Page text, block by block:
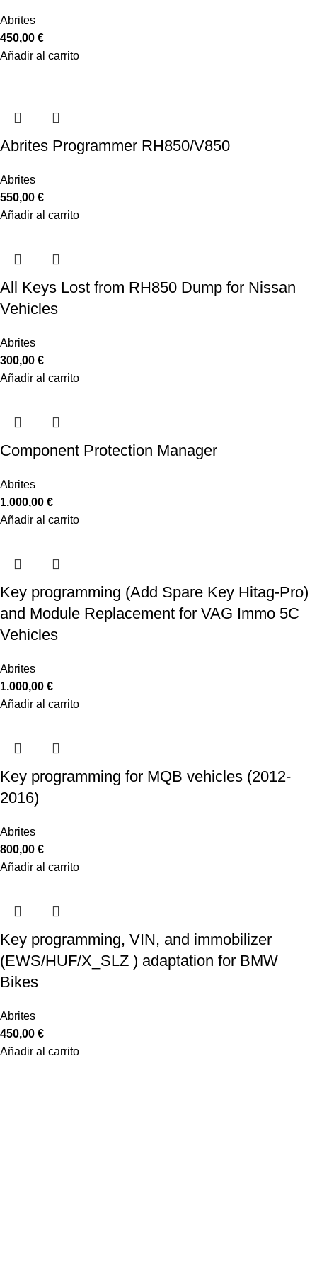
Abrites
450,00 €
Añadir al carrito
Abrites Programmer RH850/V850
Abrites
550,00 €
Añadir al carrito
All Keys Lost from RH850 Dump for Nissan
Vehicles
Abrites
300,00 €
Añadir al carrito
Component Protection Manager
Abrites
1.000,00 €
Añadir al carrito
Key programming (Add Spare Key Hitag-Pro)
and Module Replacement for VAG Immo 5C
Vehicles
Abrites
1.000,00 €
Añadir al carrito
Key programming for MQB vehicles (2012-
2016)
Abrites
800,00 €
Añadir al carrito
Key programming, VIN, and immobilizer
(EWS/HUF/X_SLZ ) adaptation for BMW
Bikes
Abrites
450,00 €
Añadir al carrito